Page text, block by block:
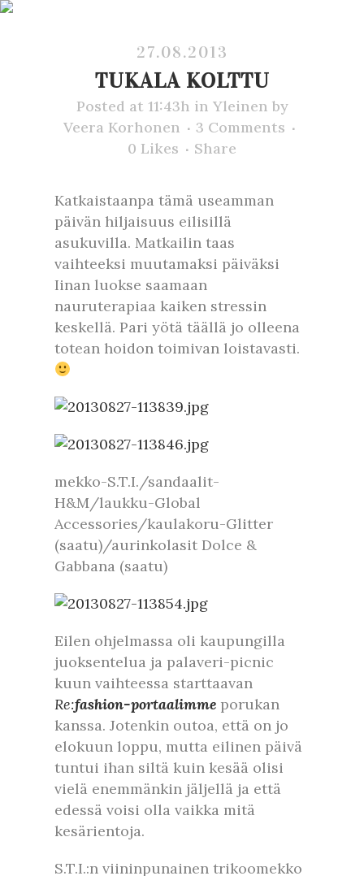
27.08.2013
TUKALA KOLTTU
Posted at 11:43h in Yleinen by
Veera Korhonen
3 Comments
0 Likes Share
Katkaistaanpa tämä useamman
päivän hiljaisuus eilisillä
asukuvilla. Matkailin taas
vaihteeksi muutamaksi päiväksi
Iinan luokse saamaan
nauruterapiaa kaiken stressin
keskellä. Pari yötä täällä jo olleena
totean hoidon toimivan loistavasti.
mekko-S.T.I./sandaalit-
H&M/laukku-Global
Accessories/kaulakoru-Glitter
(saatu)/aurinkolasit Dolce &
Gabbana (saatu)
Eilen ohjelmassa oli kaupungilla
juoksentelua ja palaveri-picnic
kuun vaihteessa starttaavan
Re:fashion-portaalimme porukan
kanssa. Jotenkin outoa, että on jo
elokuun loppu, mutta eilinen päivä
tuntui ihan siltä kuin kesää olisi
vielä enemmänkin jäljellä ja että
edessä voisi olla vaikka mitä
kesärientoja.
S.T.I.:n viininpunainen trikoomekko